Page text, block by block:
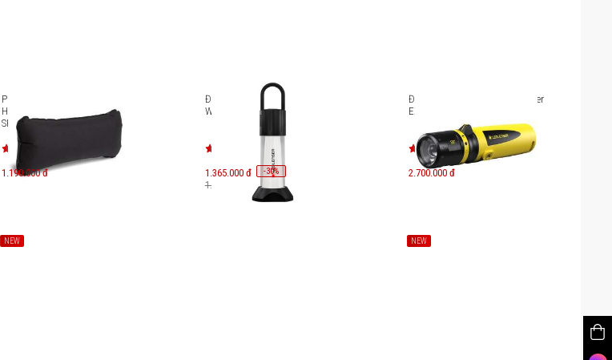
Phụ kiện gối hơi ghế dã ngoại
Helinox Air + Foam Headrest
SP001131
1.190.000 đ
Đèn pin cắm trại Ledlenser ML6
Warm Light
1.365.000 đ -30%
1.950.000 đ
Đèn pin chống cháy nổ Ledlenser
EX7 Zone 0/20
2.700.000 đ
NEW NEW